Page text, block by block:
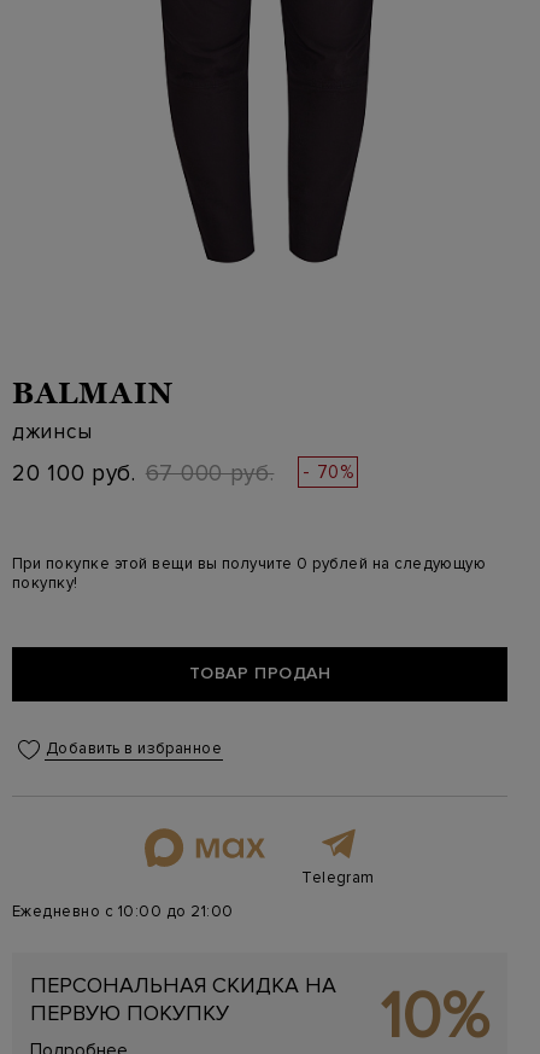
BALMAIN
джинсы
20 100 руб. 67 000 руб. - 70%
При покупке этой вещи вы получите 0 рублей на следующую
покупку!
ТОВАР ПРОДАН
Добавить в избранное
Telegram
Ежедневно с 10:00 до 21:00
ПЕРСОНАЛЬНАЯ СКИДКА НА
ПЕРВУЮ ПОКУПКУ
10%